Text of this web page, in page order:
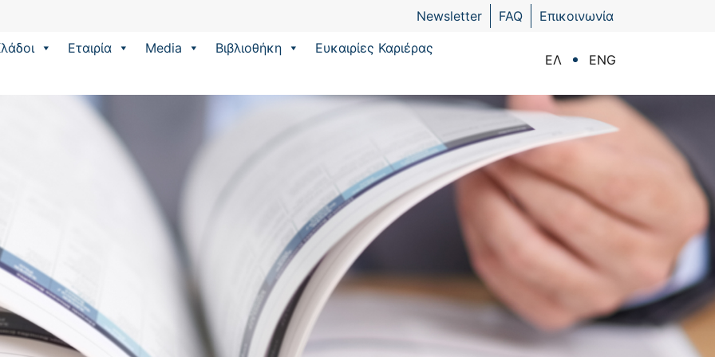
Newsletter FAQ Επικοινωνία
Εταιρία Media Βιβλιοθήκη Eυκαιρίες Καριέρας
ΕΛ ENG